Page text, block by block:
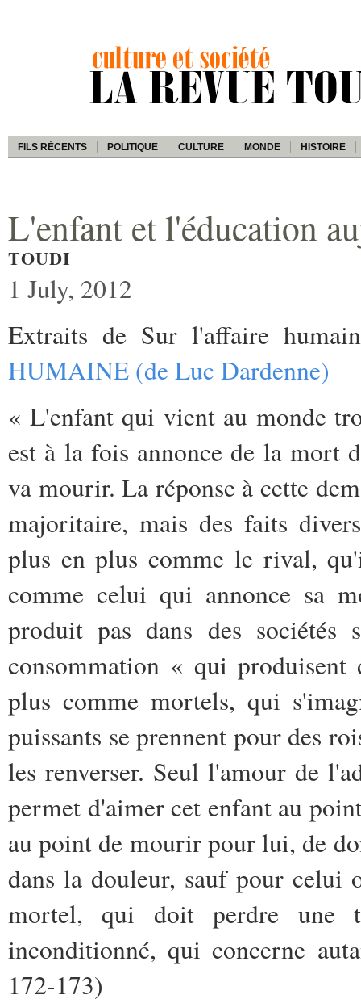
FILS RÉCENTS POLITIQUE CULTURE MONDE HISTOIRE
L'enfant et l'éducation
TOUDI
1 July, 2012
Extraits de Sur l'affaire
HUMAINE (de Luc Dardenne)
« L'enfant qui vient au monde
est à la fois annonce de la mort
va mourir. La réponse à cette
majoritaire, mais des faits
plus en plus comme le rival,
comme celui qui annonce sa
produit pas dans des sociétés
consommation « qui produisent
plus comme mortels, qui
puissants se prennent pour des
les renverser. Seul l'amour de
permet d'aimer cet enfant au
au point de mourir pour lui, de
dans la douleur, sauf pour celui
mortel, qui doit perdre une
inconditionné, qui concerne
172-173)